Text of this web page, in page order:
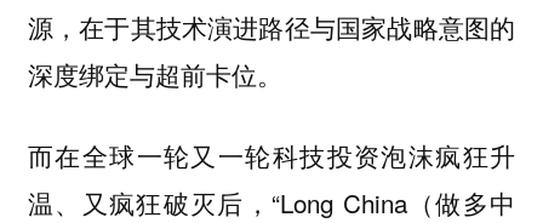
源，在于其技术演进路径与国家战略意图的
深度绑定与超前卡位。
而在全球一轮又一轮科技投资泡沫疯狂升
温、又疯狂破灭后，“Long China（做多中